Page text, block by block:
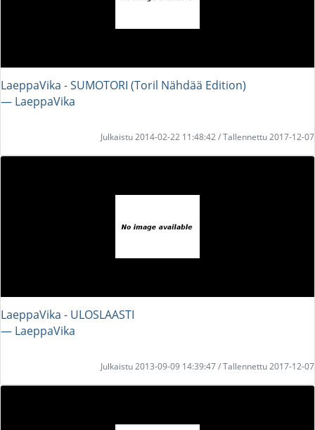
LaeppaVika - SUMOTORI (Toril Nähdää Edition)
― LaeppaVika
Julkaistu 2014-02-22 11:48:42 / Tallennettu 2017-12-07
LaeppaVika - ULOSLAASTI
― LaeppaVika
Julkaistu 2013-09-09 14:39:47 / Tallennettu 2017-12-07